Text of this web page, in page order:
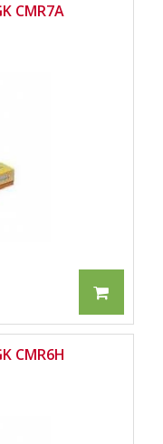
CMR7A
CMR6H